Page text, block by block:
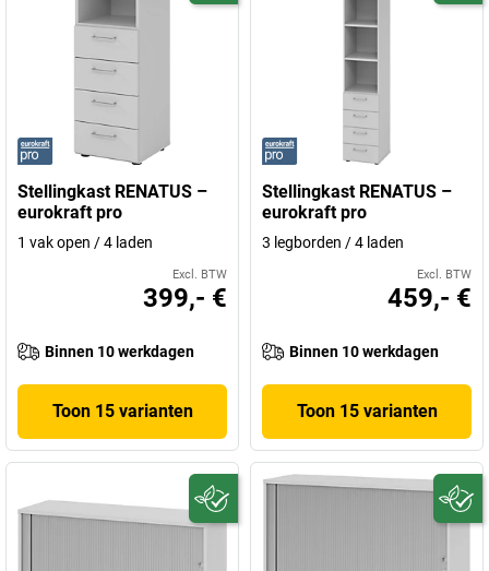
Stellingkast RENATUS –
eurokraft pro
1 vak open / 4 laden
Excl. BTW
399,- €
Binnen 10 werkdagen
Toon 15 varianten
Stellingkast RENATUS –
eurokraft pro
3 legborden / 4 laden
Excl. BTW
459,- €
Binnen 10 werkdagen
Toon 15 varianten